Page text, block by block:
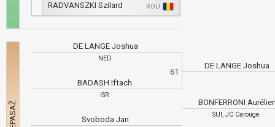
RADVANSZKI Szilard ROU
DE LANGE Joshua
NED
BADASH Iftach
ISR
Svoboda Jan
61
DE LANGE Joshua
BONFERRONI
SUI, JC Carouge